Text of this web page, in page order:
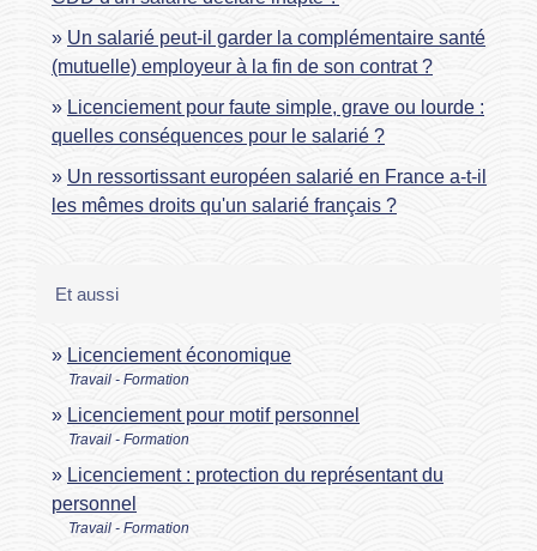
Un salarié peut-il garder la complémentaire santé
(mutuelle) employeur à la fin de son contrat ?
Licenciement pour faute simple, grave ou lourde :
quelles conséquences pour le salarié ?
Un ressortissant européen salarié en France a-t-il
les mêmes droits qu'un salarié français ?
Et aussi
Licenciement économique
Travail - Formation
Licenciement pour motif personnel
Travail - Formation
Licenciement : protection du représentant du
personnel
Travail - Formation